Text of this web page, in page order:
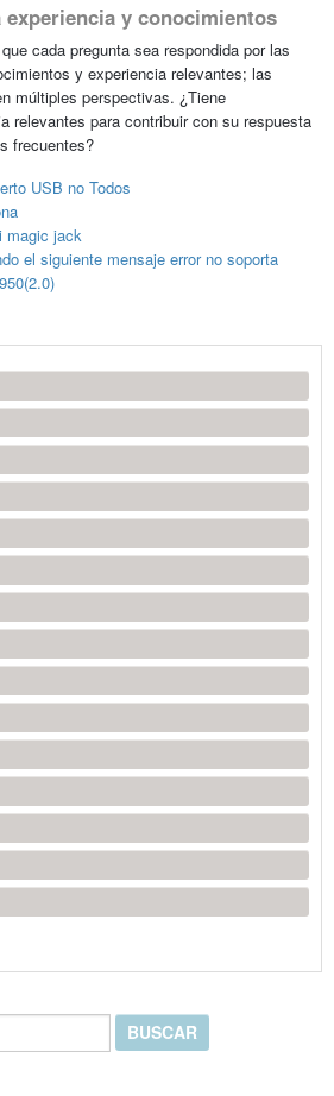
y conocimientos
cada pregunta sea respondida por las
y experiencia relevantes; las
múltiples perspectivas. ¿Tiene
relevantes para contribuir con su respuesta
frecuentes?
USB no Todos
magic jack
el siguiente mensaje error no soporta